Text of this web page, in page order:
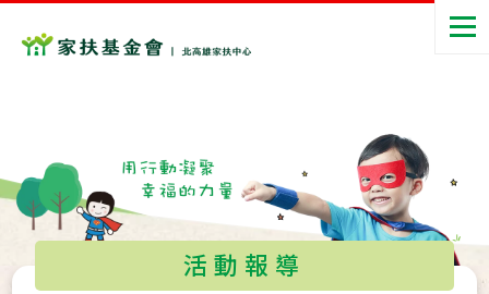
活動報導